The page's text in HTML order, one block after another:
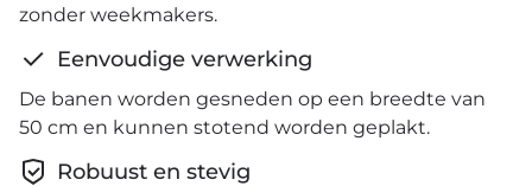
zonder weekmakers.
Eenvoudige verwerking
De banen worden gesneden op een breedte van
50 cm en kunnen stotend worden geplakt.
Robuust en stevig